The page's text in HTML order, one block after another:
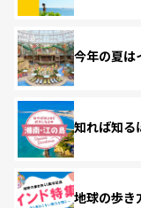
今年の夏は
知れば知る
地球の歩き